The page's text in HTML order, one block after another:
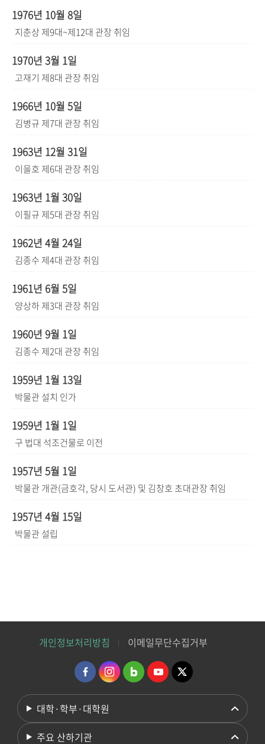
1976년 10월 8일
지춘상 제9대~제12대 관장 취임
1970년 3월 1일
고재기 제8대 관장 취임
1966년 10월 5일
김병규 제7대 관장 취임
1963년 12월 31일
이을호 제6대 관장 취임
1963년 1월 30일
이필규 제5대 관장 취임
1962년 4월 24일
김종수 제4대 관장 취임
1961년 6월 5일
양상하 제3대 관장 취임
1960년 9월 1일
김종수 제2대 관장 취임
1959년 1월 13일
박물관 설치 인가
1959년 1월 1일
구 법대 석조건물로 이전
1957년 5월 1일
박물관 개관(금호각, 당시 도서관) 및 김창호 초대관장 취임
1957년 4월 15일
박물관 설립
개인정보처리방침 이메일무단수집거부
대학·학부·대학원
주요 산하기관